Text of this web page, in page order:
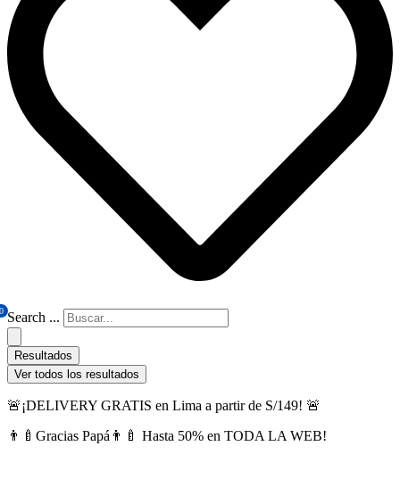
0 Search ...
Resultados
Ver todos los resultados
🚨¡DELIVERY GRATIS en Lima a partir de S/149! 🚨
👨‍🍼Gracias Papá👨‍🍼 Hasta 50% en TODA LA WEB!